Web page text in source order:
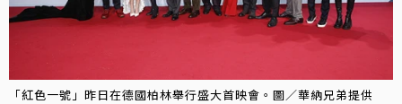
「紅色一號」昨日在德國柏林舉行盛大首映會。圖／華納兄弟提供